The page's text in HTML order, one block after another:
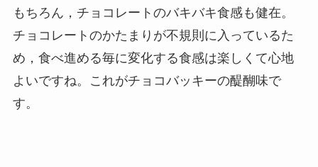
もちろん，チョコレートのバキバキ食感も健在。
チョコレートのかたまりが不規則に入っているた
め，食べ進める毎に変化する食感は楽しくて心地
よいですね。これがチョコバッキーの醍醐味で
す。